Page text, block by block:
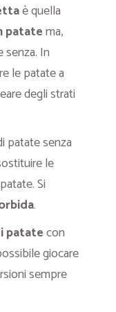
è quella
patatema,
In
le patate a
degli strati
patate senza
le
Si
.
patatecon
giocare
sempre